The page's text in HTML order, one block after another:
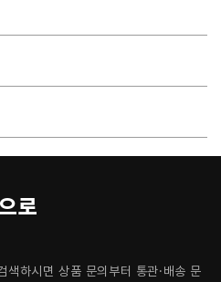
로
색하시면 상품 문의부터 통관·배송 문